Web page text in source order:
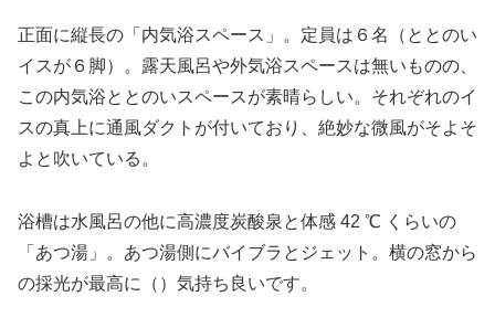
正面に縦長の「内気浴スペース」。定員は６名（ととのい
イスが６脚）。露天風呂や外気浴スペースは無いものの、
この内気浴ととのいスペースが素晴らしい。それぞれのイ
スの真上に通風ダクトが付いており、絶妙な微風がそよそ
よと吹いている。
浴槽は水風呂の他に高濃度炭酸泉と体感 42 ℃ くらいの
「あつ湯」。あつ湯側にバイブラとジェット。横の窓から
の採光が最高に（）気持ち良いです。